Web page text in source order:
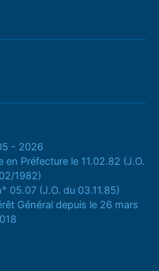
- 2026
Préfecture le 11.02.82 (J.O.
1982)
05.07 (J.O. du 03.11.85)
Général depuis le 26 mars